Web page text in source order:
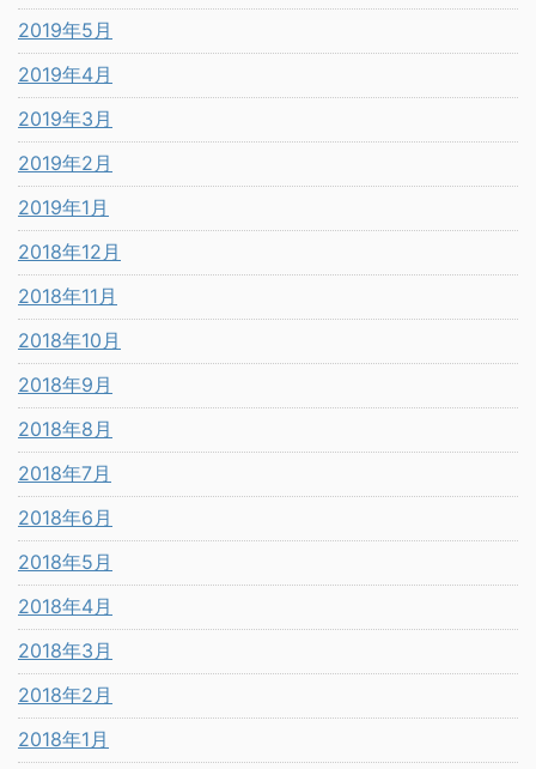
2019年5月
2019年4月
2019年3月
2019年2月
2019年1月
2018年12月
2018年11月
2018年10月
2018年9月
2018年8月
2018年7月
2018年6月
2018年5月
2018年4月
2018年3月
2018年2月
2018年1月